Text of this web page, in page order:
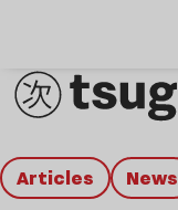
Articles news